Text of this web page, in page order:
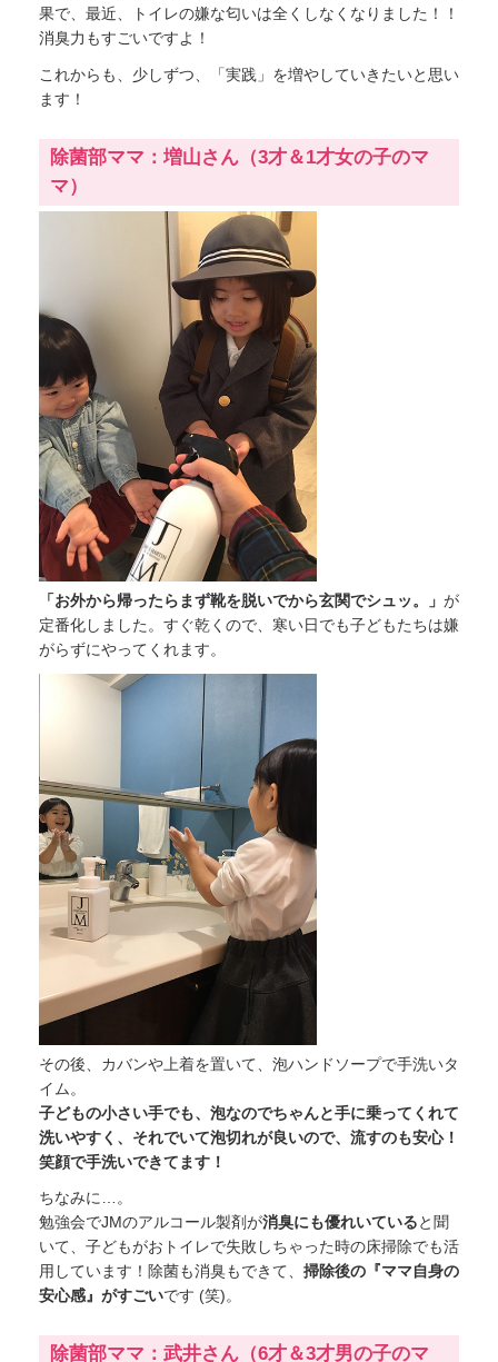
果で、最近、トイレの嫌な匂いは全くしなくなりました！！
消臭力もすごいですよ！
これからも、少しずつ、「実践」を増やしていきたいと思い
ます！
除菌部ママ：増山さん（3才＆1才女の子のマ
マ）
「お外から帰ったらまず靴を脱いでから玄関でシュッ。」 が
定番化しました。すぐ乾くので、寒い日でも子どもたちは嫌
がらずにやってくれます。
その後、カバンや上着を置いて、泡ハンドソープで手洗いタ
イム。
子どもの小さい手でも、泡なのでちゃんと手に乗ってくれて
洗いやすく、それでいて泡切れが良いので、流すのも安心！
笑顔で手洗いできてます！
ちなみに…。
勉強会でJMのアルコール製剤が消臭にも優れいていると聞
いて、子どもがおトイレで失敗しちゃった時の床掃除でも活
用しています！除菌も消臭もできて、 掃除後の『ママ自身の
安心感』がすごいです (笑)。
除菌部ママ：武井さん（6才＆3才男の子のマ